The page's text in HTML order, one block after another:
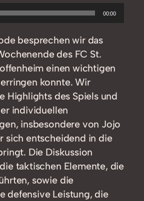
00:00
besprechen wir das
des FC St.
einen wichtigen
konnte. Wir
Highlights des Spiels und
individuellen
insbesondere von Jojo
sich entscheidend in die
Die Diskussion
taktischen Elemente, die
sowie die
defensive Leistung, die